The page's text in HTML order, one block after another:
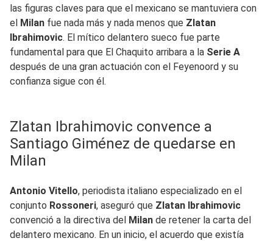
las figuras claves para que el mexicano se mantuviera con
el Milan fue nada más y nada menos que Zlatan
Ibrahimovic. El mítico delantero sueco fue parte
fundamental para que El Chaquito arribara a la Serie A
después de una gran actuación con el Feyenoord y su
confianza sigue con él.
Zlatan Ibrahimovic convence a
Santiago Giménez de quedarse en
Milan
Antonio Vitello, periodista italiano especializado en el
conjunto Rossoneri, aseguró que Zlatan Ibrahimovic
convenció a la directiva del Milan de retener la carta del
delantero mexicano. En un inicio, el acuerdo que existía